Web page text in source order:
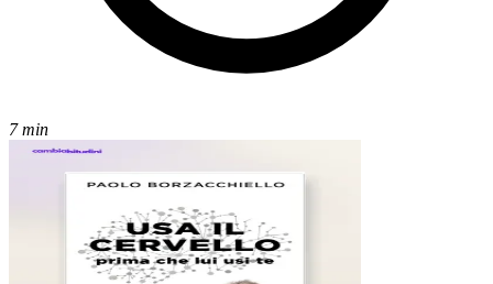
7 min